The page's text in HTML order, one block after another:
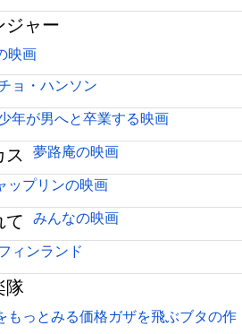
ジャー
映画
ョ・ハンソン
年が男へと卒業する映画
ス 夢路庵の映画
ップリンの映画
て みんなの映画
ィンランド
隊
もっとみる価格ガザを飛ぶブタの作